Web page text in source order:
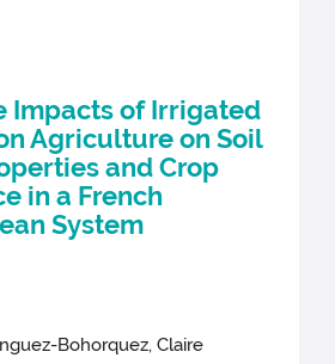
Impacts of Irrigated
Agriculture on Soil
and Crop
in a French
System
Bohorquez, Claire